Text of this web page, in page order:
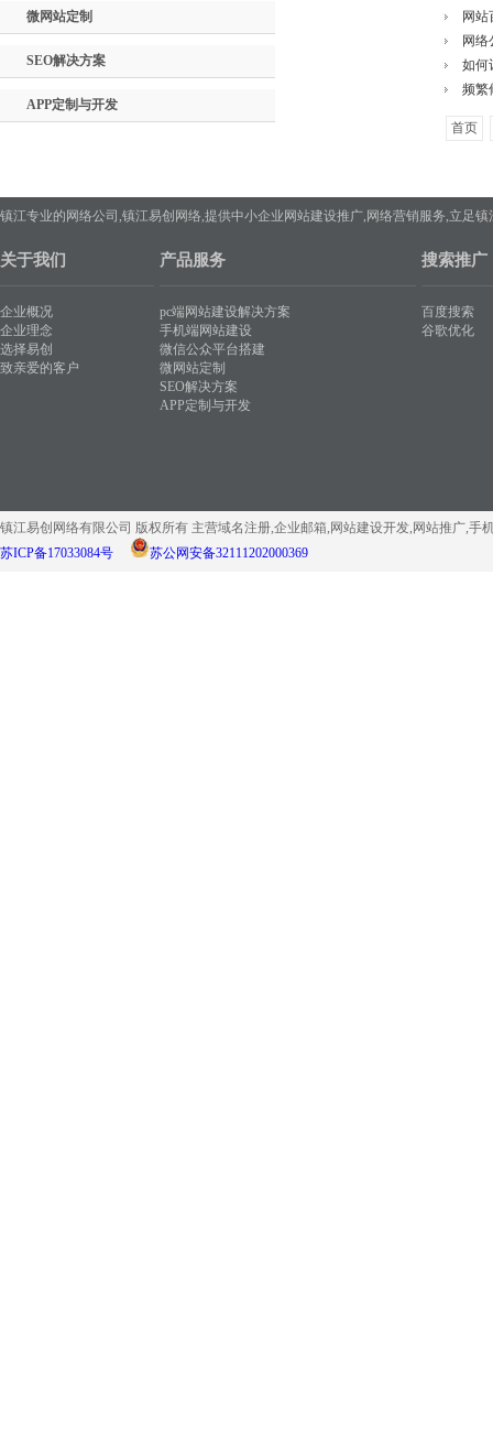
微网站定制
SEO解决方案
APP定制与开发
网站
网
如何
频繁
首页
镇江专业的网络公司,镇江易创网络,提供中小企业网站建设推广,网络营销服务,立足
关于我们
企业概况
企业理念
选择易创
致亲爱的客户
产品服务
pc端网站建设解决方案
手机端网站建设
微信公众平台搭建
微网站定制
SEO解决方案
APP定制与开发
搜索推广
百度搜索
谷歌优化
镇江易创网络有限公司 版权所有 主营域名注册,企业邮箱,网站建设开发,网站推广,手
苏ICP备17033084号
苏公网安备32111202000369